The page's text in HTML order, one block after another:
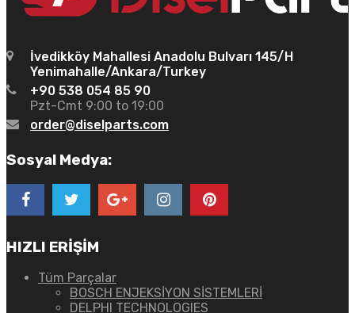
İvedikköy Mahallesi Anadolu Bulvarı 145/H
Yenimahalle/Ankara/Turkey
+90 538 054 85 90
Pzt-Cmt 9:00 to 19:00
order@diselparts.com
Sosyal Medya:
HIZLI ERİŞİM
Tüm Parçalar
BOSCH ENJEKSİYON SİSTEMLERİ
DELPHI TECHNOLOGIES